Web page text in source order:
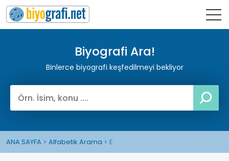
Biyografi Ara!
Binlerce biyografi keşfedilmeyi bekliyor
ANA SAYFA Alfabetik Arama E